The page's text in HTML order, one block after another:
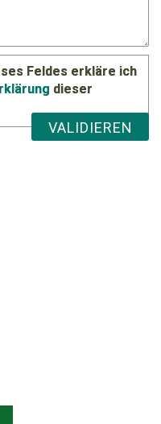
Feldes erkläre ich
dieser